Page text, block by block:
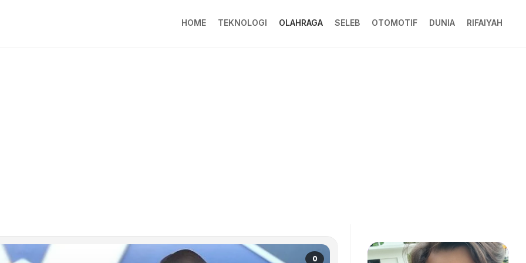
HOME TEKNOLOGI OLAHRAGA SELEB OTOMOTIF DUNIA RIFAIYAH
0